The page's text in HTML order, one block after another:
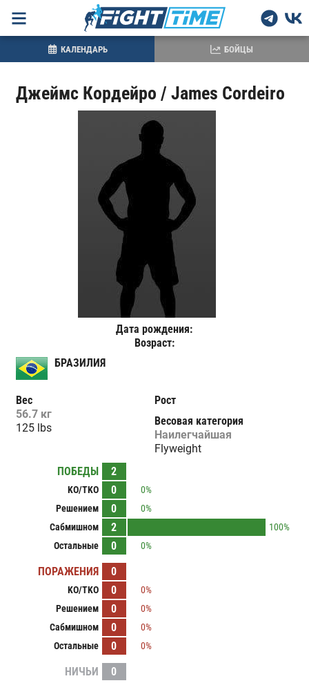
Джеймс Кордейро / James Cordeiro
Дата рождения:
Возраст:
БРАЗИЛИЯ
Вес
56.7 кг
125 lbs
Рост
Весовая категория
Наилегчайшая
Flyweight
ПОБЕДЫ
2
KO/TKO 0
0%
Решением
0
0%
Сабмишном
2
100%
Остальные
0 0%
ПОРАЖЕНИЯ 0
KO/TKO 0
0%
Решением
0
0%
Сабмишном
0
0%
Остальные
0 0%
НИЧЬИ
0
КАЛЕНДАРЬ БОЙЦЫ